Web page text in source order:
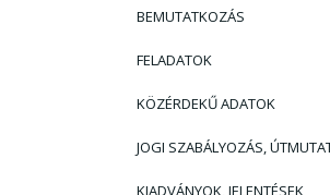
BEMUTATKOZÁS
FELADATOK
KÖZÉRDEKŰ ADATOK
JOGI SZABÁLYOZÁS,
KIADVÁNYOK, JELENTÉSEK